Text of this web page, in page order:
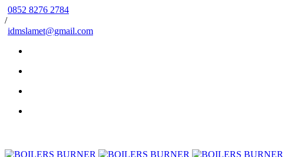
0852 8276 2784
/
idmslamet@gmail.com